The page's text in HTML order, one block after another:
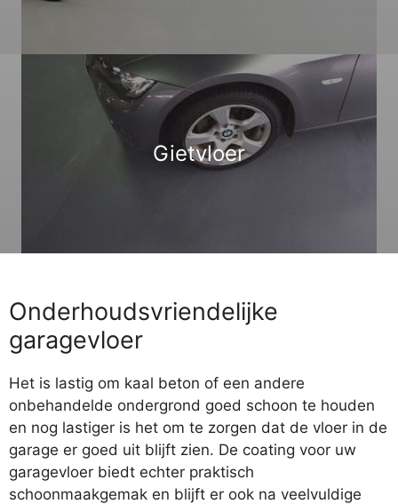
Gietvloer
Onderhoudsvriendelijke
garagevloer
Het is lastig om kaal beton of een andere
onbehandelde ondergrond goed schoon te houden
en nog lastiger is het om te zorgen dat de vloer in de
garage er goed uit blijft zien. De coating voor uw
garagevloer biedt echter praktisch
schoonmaakgemak en blijft er ook na veelvuldige